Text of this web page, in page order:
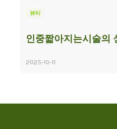
뷰티
인중짧아지는시술의
2025-10-11